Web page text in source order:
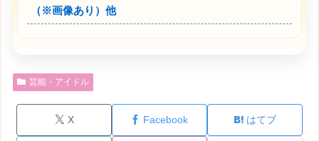
（※画像あり）他
芸能・アイドル
X Facebook はてブ